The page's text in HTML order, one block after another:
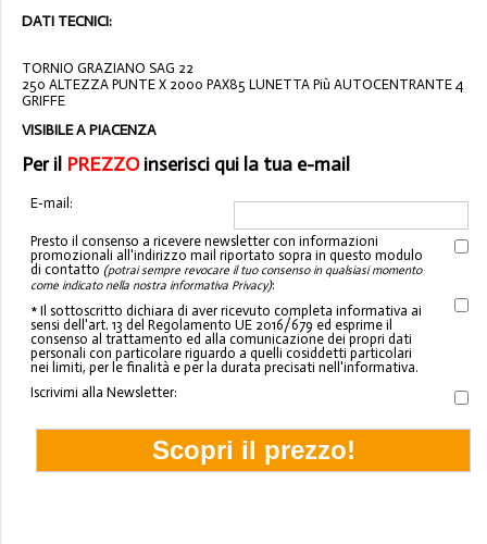
DATI TECNICI:
TORNIO GRAZIANO SAG 22
250 ALTEZZA PUNTE X 2000 PAX85 LUNETTA Più AUTOCENTRANTE 4
GRIFFE
VISIBILE A PIACENZA
Per il PREZZOinserisci qui la tua e-mail
E-mail:
Presto il consenso a ricevere newsletter con informazioni
promozionali all'indirizzo mail riportato sopra in questo modulo
di contatto (potrai sempre revocare il tuo consenso in qualsiasi momento
come indicato nella nostra informativa Privacy):
* Il sottoscritto dichiara di aver ricevuto completa informativa ai
sensi dell'art. 13 del Regolamento UE 2016/679 ed esprime il
consenso al trattamento ed alla comunicazione dei propri dati
personali con particolare riguardo a quelli cosiddetti particolari
nei limiti, per le finalità e per la durata precisati nell'informativa.
Iscrivimi alla Newsletter: